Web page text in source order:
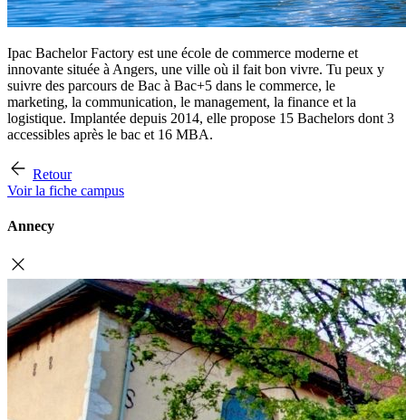
Ipac Bachelor Factory est une école de commerce moderne et
innovante située à Angers, une ville où il fait bon vivre. Tu peux y
suivre des parcours de Bac à Bac+5 dans le commerce, le
marketing, la communication, le management, la finance et la
logistique. Implantée depuis 2014, elle propose 15 Bachelors dont 3
accessibles après le bac et 16 MBA.
Retour
Voir la fiche campus
Annecy